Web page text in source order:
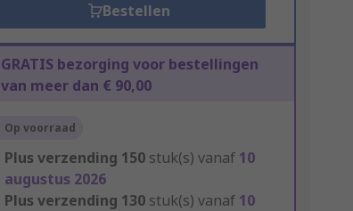
Bestellen
GRATIS bezorging voor bestellingen
van meer dan € 90,00
Op voorraad
Plus verzending 150 stuk(s) vanaf 10
augustus 2026
Plus verzending 130 stuk(s) vanaf 10